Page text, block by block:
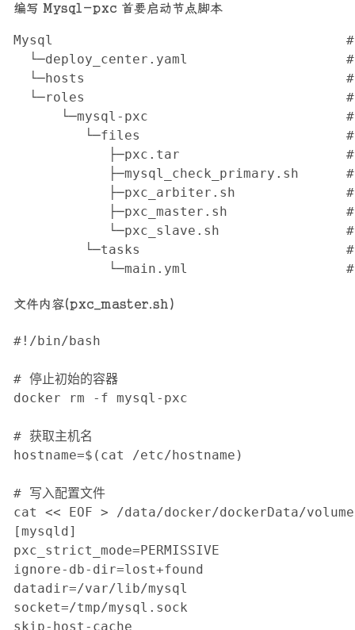
编写 Mysql-pxc 首要启动节点脚本
Mysql                                     # 主
└─deploy_center.yaml                    #
└─hosts
└─roles                                 #
└─mysql-pxc                         #
└─files                          #
├─pxc.tar                     #
├─mysql_check_primary.sh
├─pxc_arbiter.sh              #
├─pxc_master.sh               #
└─pxc_slave.sh                #
└─tasks                          #
└─main.yml                    #
文件内容(pxc_master.sh)
#!/bin/bash
# 停止初始的容器
docker rm -f mysql-pxc
# 获取主机名
hostname=$(cat /etc/hostname)
# 写入配置文件
cat << EOF > /data/docker/dockerData/
[mysqld]
pxc_strict_mode=PERMISSIVE
ignore-db-dir=lost+found
datadir=/var/lib/mysql
socket=/tmp/mysql.sock
skip-host-cache